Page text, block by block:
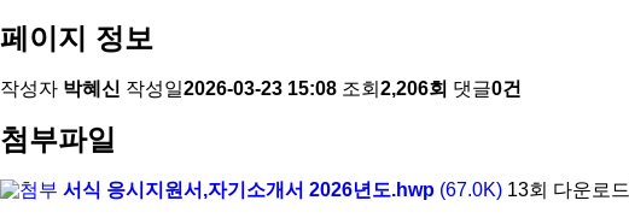
페이지 정보
작성자 박혜신 작성일2026-03-23 15:08 조회 2,206회 댓글0건
첨부파일
서식 응시지원서,자기소개서 2026년도.hwp (67.0K) 13회 다운로드